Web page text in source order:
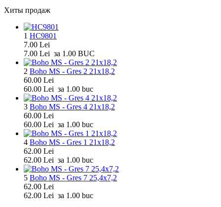
Хиты продаж
1 HC9801
7.00 Lei
7.00 Lei за 1.00 BUC
2 Boho MS - Gres 2 21x18,2
60.00 Lei
60.00 Lei за 1.00 buc
3 Boho MS - Gres 4 21x18,2
60.00 Lei
60.00 Lei за 1.00 buc
4 Boho MS - Gres 1 21x18,2
62.00 Lei
62.00 Lei за 1.00 buc
5 Boho MS - Gres 7 25,4x7,2
62.00 Lei
62.00 Lei за 1.00 buc